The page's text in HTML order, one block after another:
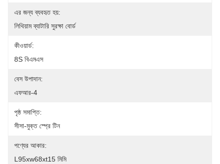
এর জন্য ব্যবহৃত হয়:
লিথিয়াম ব্যাটারি সুরক্ষা বোর্ড
কীওয়ার্ড:
8S বিএমএস
বেস উপাদান:
এফআর-4
পৃষ্ঠ সমাপ্তি:
সীসা-মুক্ত স্প্রে টিন
পণ্যের আকার:
L95xw68xt15 মিমি